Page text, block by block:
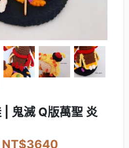
| 鬼滅 Q版萬聖 炎
NT$3640